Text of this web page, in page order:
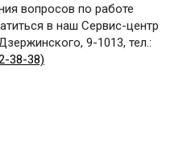
вопросов по работе
в наш Сервис-центр
9-1013, тел.:
38-38)